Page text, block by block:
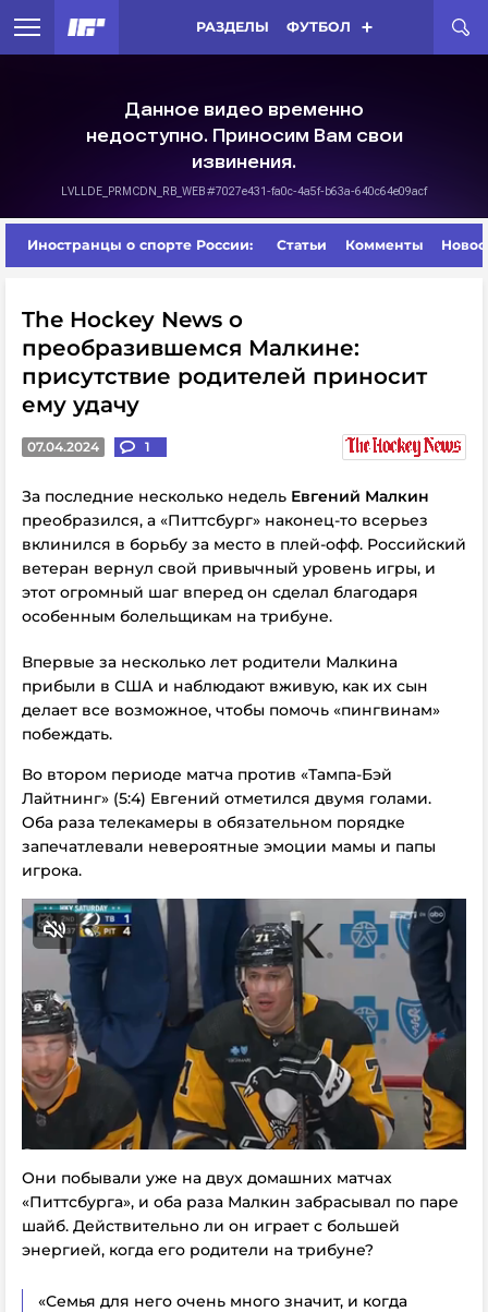
РАЗДЕЛЫ ФУТБОЛ
Иностранцы о спорте России: Статьи Комменты
The Hockey News о
преобразившемся Малкине:
присутствие родителей приносит
ему удачу
07.04.2024 1
За последние несколько недель Евгений Малкин
преобразился, а «Питтсбург» наконец-то всерьез
вклинился в борьбу за место в плей-офф. Российский
ветеран вернул свой привычный уровень игры, и
этот огромный шаг вперед он сделал благодаря
особенным болельщикам на трибуне.
Впервые за несколько лет родители Малкина
прибыли в США и наблюдают вживую, как их сын
делает все возможное, чтобы помочь «пингвинам»
побеждать.
Во втором периоде матча против «Тампа-Бэй
Лайтнинг» (5:4) Евгений отметился двумя голами.
Оба раза телекамеры в обязательном порядке
запечатлевали невероятные эмоции мамы и папы
игрока.
Они побывали уже на двух домашних матчах
«Питтсбурга», и оба раза Малкин забрасывал по паре
шайб. Действительно ли он играет с большей
энергией, когда его родители на трибуне?
«Семья для него очень много значит, и когда